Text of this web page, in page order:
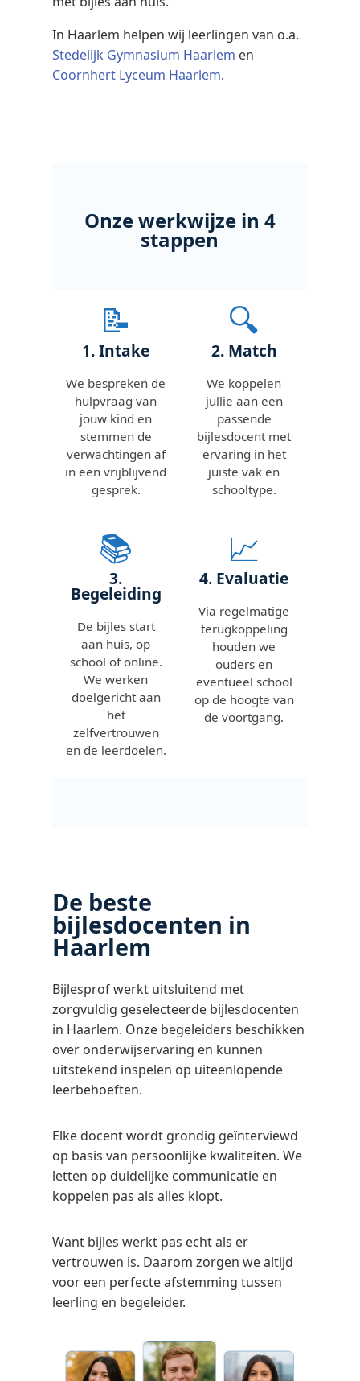
In Haarlem helpen wij leerlingen van o.a.
Stedelijk Gymnasium Haarlem en
Coornhert Lyceum Haarlem.
Onze werkwijze in 4
stappen
📝
1. Intake
We bespreken de
hulpvraag van
jouw kind en
stemmen de
verwachtingen af
in een vrijblijvend
gesprek.
🔍
2. Match
We koppelen
jullie aan een
passende
bijlesdocent met
ervaring in het
juiste vak en
schooltype.
📚
3.
Begeleiding
De bijles start
aan huis, op
school of online.
We werken
doelgericht aan
het
zelfvertrouwen
en de leerdoelen.
📈
4. Evaluatie
Via regelmatige
terugkoppeling
houden we
ouders en
eventueel school
op de hoogte van
de voortgang.
De beste
bijlesdocenten in
Haarlem
Bijlesprof werkt uitsluitend met
zorgvuldig geselecteerde bijlesdocenten
in Haarlem. Onze begeleiders beschikken
over onderwijservaring en kunnen
uitstekend inspelen op uiteenlopende
leerbehoeften.
Elke docent wordt grondig geïnterviewd
op basis van persoonlijke kwaliteiten. We
letten op duidelijke communicatie en
koppelen pas als alles klopt.
Want bijles werkt pas echt als er
vertrouwen is. Daarom zorgen we altijd
voor een perfecte afstemming tussen
leerling en begeleider.